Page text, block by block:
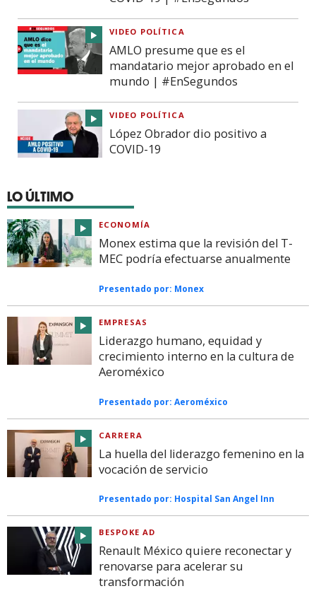
VIDEO POLÍTICA
AMLO presume que es el
mandatario mejor aprobado en el
mundo | #EnSegundos
VIDEO POLÍTICA
López Obrador dio positivo a
COVID-19
LO ÚLTIMO
ECONOMÍA
Monex estima que la revisión del T-
MEC podría efectuarse anualmente
Presentado por: Monex
EMPRESAS
Liderazgo humano, equidad y
crecimiento interno en la cultura de
Aeroméxico
Presentado por: Aeroméxico
CARRERA
La huella del liderazgo femenino en la
vocación de servicio
Presentado por: Hospital San Angel Inn
BESPOKE AD
Renault México quiere reconectar y
renovarse para acelerar su
transformación